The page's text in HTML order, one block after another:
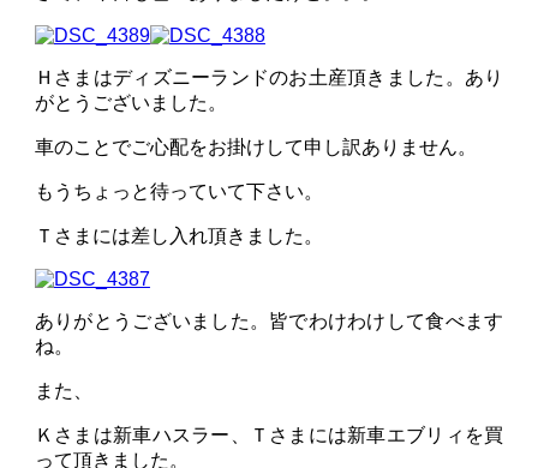
Ｈさまはディズニーランドのお土産頂きました。あり
がとうございました。
車のことでご心配をお掛けして申し訳ありません。
もうちょっと待っていて下さい。
Ｔさまには差し入れ頂きました。
ありがとうございました。皆でわけわけして食べます
ね。
また、
Ｋさまは新車ハスラー、Ｔさまには新車エブリィを買
って頂きました。